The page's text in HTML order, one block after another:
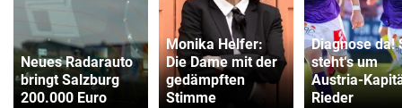
Neues Radarauto
bringt Salzburg
200.000 Euro
Monika Helfer:
Die Dame mit der
gedämpften
Stimme
Diagnose da!
steht‘s um
Austria-
Rieder